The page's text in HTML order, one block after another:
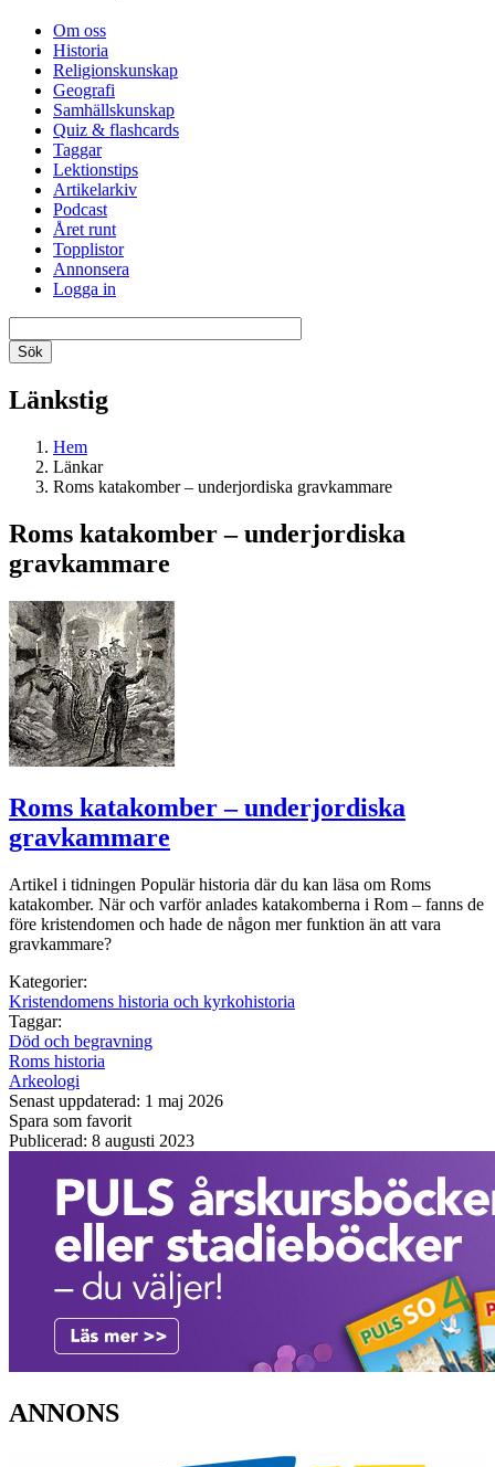
Om oss
Historia
Religionskunskap
Geografi
Samhällskunskap
Quiz & flashcards
Taggar
Lektionstips
Artikelarkiv
Podcast
Året runt
Topplistor
Annonsera
Logga in
Länkstig
Hem
Länkar
Roms katakomber – underjordiska gravkammare
Roms katakomber – underjordiska
gravkammare
Roms katakomber – underjordiska
gravkammare
Artikel i tidningen Populär historia där du kan läsa om Roms
katakomber. När och varför anlades katakomberna i Rom – fanns de
före kristendomen och hade de någon mer funktion än att vara
gravkammare?
Kategorier:
Kristendomens historia och kyrkohistoria
Taggar:
Död och begravning
Roms historia
Arkeologi
Senast uppdaterad: 1 maj 2026
Spara som favorit
Publicerad: 8 augusti 2023
ANNONS